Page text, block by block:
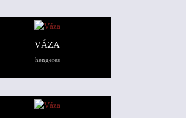
VÁZA
hengeres